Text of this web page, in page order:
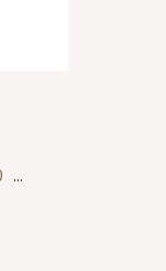
...